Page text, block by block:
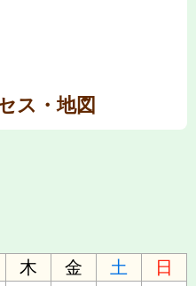
ス・地図
木 金 土
日